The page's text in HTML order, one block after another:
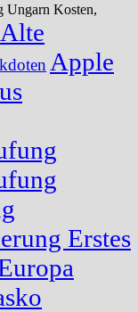
Ungarn Kosten,
Alte
Apple
Erstes